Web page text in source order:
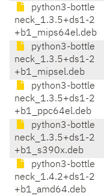
python3-bottle
neck_1.3.5+ds1-2
+b1_mips64el.deb
python3-bottle
neck_1.3.5+ds1-2
+b1_mipsel.deb
python3-bottle
neck_1.3.5+ds1-2
+b1_ppc64el.deb
python3-bottle
neck_1.3.5+ds1-2
+b1_s390x.deb
python3-bottle
neck_1.4.2+ds1-2
+b1_amd64.deb